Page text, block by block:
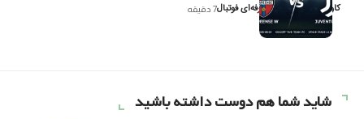
کاوه نیک‌فر، تحلیل‌گر حرفه‌ای فوتبال7 دقیقه
شاید شما هم دوست داشته باشید